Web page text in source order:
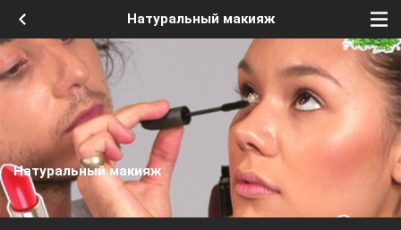
Натуральный макияж
Натуральный макияж